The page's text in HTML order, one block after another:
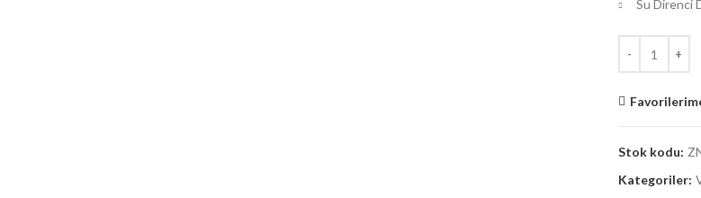
Su Direnci
Stok kodu:
Kategoriler: